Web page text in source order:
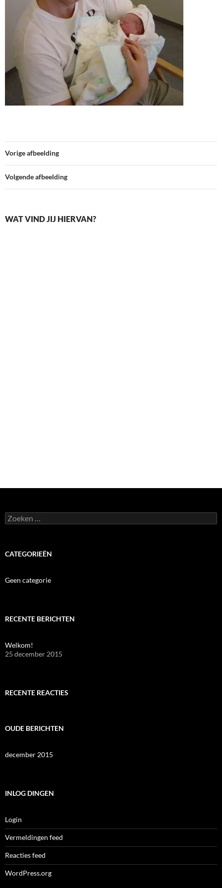
Vorige afbeelding
Volgende afbeelding
WAT VIND JIJ HIERVAN?
Zoeken
naar:
CATEGORIEËN
Geen categorie
RECENTE BERICHTEN
Welkom!
25 december 2015
RECENTE REACTIES
OUDE BERICHTEN
december 2015
INLOG DINGEN
Login
Vermeldingen feed
Reacties feed
WordPress.org